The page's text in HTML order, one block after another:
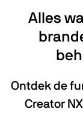
Alles
Ontdek de
Creator